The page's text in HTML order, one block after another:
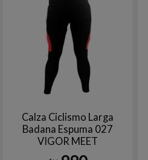
Calza Ciclismo Larga
Badana Espuma 027
VIGOR MEET